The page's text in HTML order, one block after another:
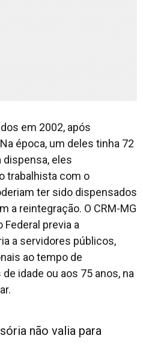
em 2002, após
época, um deles tinha 72
dispensa, eles
trabalhista com o
ter sido dispensados
a reintegração. O CRM-MG
previa a
a servidores públicos,
ao tempo de
idade ou aos 75 anos, na
não valia para